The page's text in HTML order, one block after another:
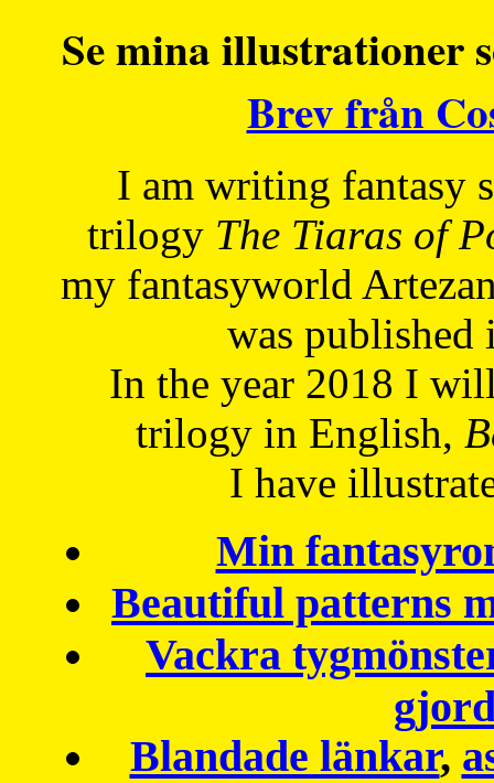
Se mina illustrationer
Brev från
I am writing fantasy
trilogy The Tiaras of
my fantasyworld
was published
In the year 2018 I
trilogy in English,
I have
Min
Beautiful patterns
Vackra
Blandade länkar,